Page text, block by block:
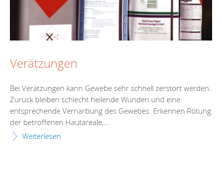
Verätzungen
Bei Verätzungen kann Gewebe sehr schnell zerstört werden.
Zurück bleiben schlecht heilende Wunden und eine
entsprechende Vernarbung des Gewebes. Erkennen Rötung
der betroffenen Hautareale,...
Weiterlesen